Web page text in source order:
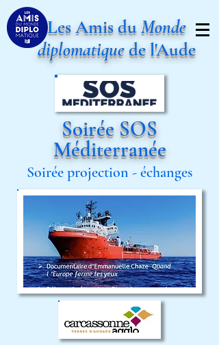
Les Amis duMonde
diplomatiquede l'Aude
Soirée SOS
Méditerranée
Soirée projection - échanges